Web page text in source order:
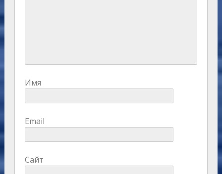
Имя
Email
Сайт